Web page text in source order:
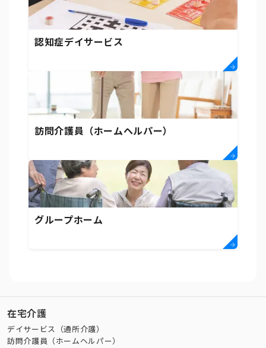
認知症デイサービス
訪問介護員（ホームヘルパー）
グループホーム
在宅介護
デイサービス（通所介護）
訪問介護員（ホームヘルパー）